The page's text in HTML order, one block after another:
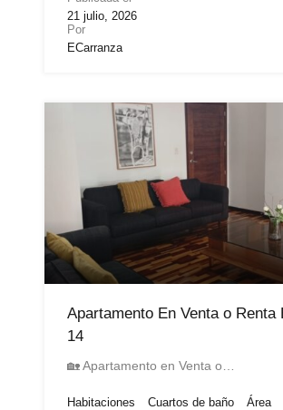
21 julio, 2026
Por
ECarranza
Apartamento En Venta o Renta
14
🏡 Apartamento en Venta o…
Habitaciones Cuartos de baño Área